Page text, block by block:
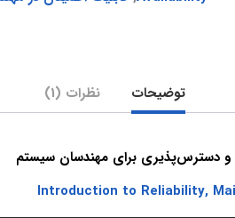
توضیحات نظرات (1)
و دسترس‌پذیری برای مهندسان سیستم
Introduction to Reliability,